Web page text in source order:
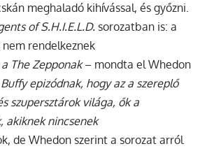
meghaladó kihívással, és győzni.
of S.H.I.E.L.D.sorozatban is: a
rendelkeznek
The Zepponak– mondta el Whedon
epizódnak, hogy az a szereplő
szupersztárok világa, ők a
akiknek nincsenek
de Whedon szerint a sorozat arról